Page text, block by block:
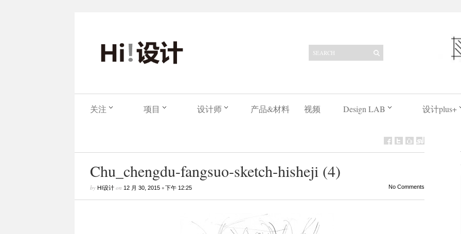
关注 项目 设计师 产品&材料 视频 Design LAB 设计plus+
Chu_chengdu-fangsuo-sketch-hisheji (4)
by HI设计on 12 月 30, 2015•下午 12:25 No Comments